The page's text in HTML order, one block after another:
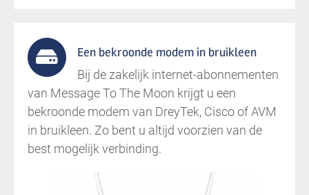
Een bekroonde modem in bruikleen
Bij de zakelijk internet-abonnementen
van Message To The Moon krijgt u een
bekroonde modem van DreyTek, Cisco of AVM
in bruikleen. Zo bent u altijd voorzien van de
best mogelijk verbinding.